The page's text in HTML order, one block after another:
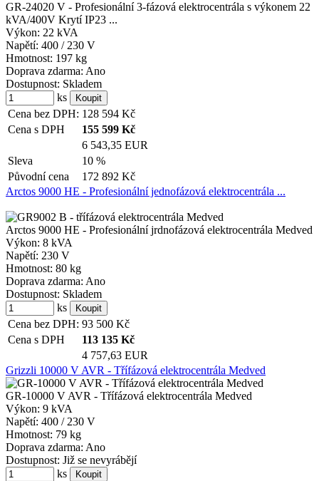
GR-24020 V - Profesionální 3-fázová elektrocentrála s výkonem 22
kVA/400V Krytí IP23 ...
Výkon: 22 kVA
Napětí: 400 / 230 V
Hmotnost: 197 kg
Doprava zdarma: Ano
Dostupnost: Skladem
ks
Cena bez DPH: 128 594 Kč
Cena s DPH
155 599 Kč
6 543,35 EUR
Sleva
10 %
Původní cena
172 892 Kč
Arctos 9000 HE - Profesionální jednofázová elektrocentrála ...
Arctos 9000 HE - Profesionální jrdnofázová elektrocentrála Medved
Výkon: 8 kVA
Napětí: 230 V
Hmotnost: 80 kg
Doprava zdarma: Ano
Dostupnost: Skladem
ks
Cena bez DPH: 93 500 Kč
Cena s DPH
113 135 Kč
4 757,63 EUR
Grizzli 10000 V AVR - Třífázová elektrocentrála Medved
GR-10000 V AVR - Třífázová elektrocentrála Medved
Výkon: 9 kVA
Napětí: 400 / 230 V
Hmotnost: 79 kg
Doprava zdarma: Ano
Dostupnost: Již se nevyrábějí
ks